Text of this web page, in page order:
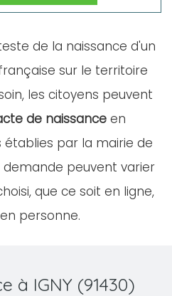
de la naissance d'un
sur le territoire
les citoyens peuvent
de naissance en
par la mairie de
demande peuvent varier
que ce soit en ligne,
personne.
à IGNY (91430)